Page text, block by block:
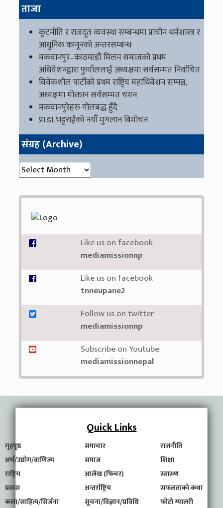
ताजा
कूटनीति र राजदूत व्यवस्था सम्बन्धमा प्राचीन धर्मशास्त्र र
आधुनिक कानूनको अन्तरसम्बन्ध
मकवानपुर–काठमाडौं मिलन समाजको प्रथम
अधिवेशनद्वारा फुयाँललाई अध्यक्षमा सर्वसम्मत निर्वाचित
विवेकशील पार्टीको प्रथम राष्ट्रिय महाधिवेशन सम्पन्न,
अध्यक्षमा मोक्तान सर्वसम्मत चयन
मकवानपुरेहरु गोलबद्ध हुँदै
प्रा.डा. भट्टराईको नयाँँ मुगलान बिमोचन
संग्रह (Archive)
संग्रह (Archive)
Like us on facebook
mediamissionnp
Like us on facebook
tnneupane2
Follow us on twitter
mediamissionnp
Subscribe on Youtube
mediamissionnepal
Quick Links
गृहपृष्ठ समाचार
राजनीति
अर्थ/उद्योग/वाणिज्य
समाज
शिक्षा
राष्ट्रिय
आलेख (फिचर)
स्वास्थ्य
प्रवास
अन्तर्राष्ट्रिय
सफलताको कथा
कला/साहित्य/सिर्जना
सूचना/विज्ञान/प्रविधि
फोटो ग्यालरी